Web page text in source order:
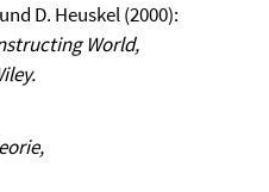
D. Heuskel (2000):
World,